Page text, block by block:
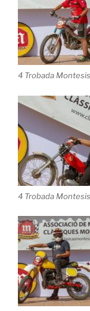
4 Trobada
4 Trobada